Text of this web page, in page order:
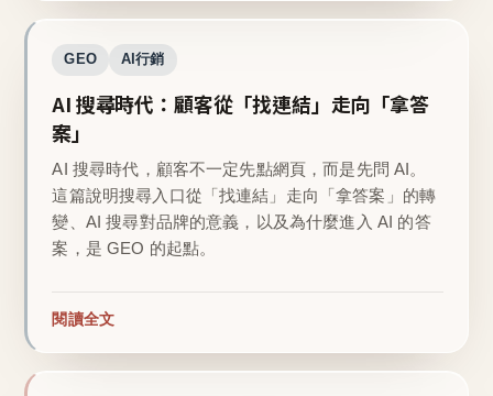
GEO AI行銷
AI 搜尋時代：顧客從「找連結」走向「拿答
案」
AI 搜尋時代，顧客不一定先點網頁，而是先問 AI。
這篇說明搜尋入口從「找連結」走向「拿答案」的轉
變、AI 搜尋對品牌的意義，以及為什麼進入 AI 的答
案，是 GEO 的起點。
閱讀全文